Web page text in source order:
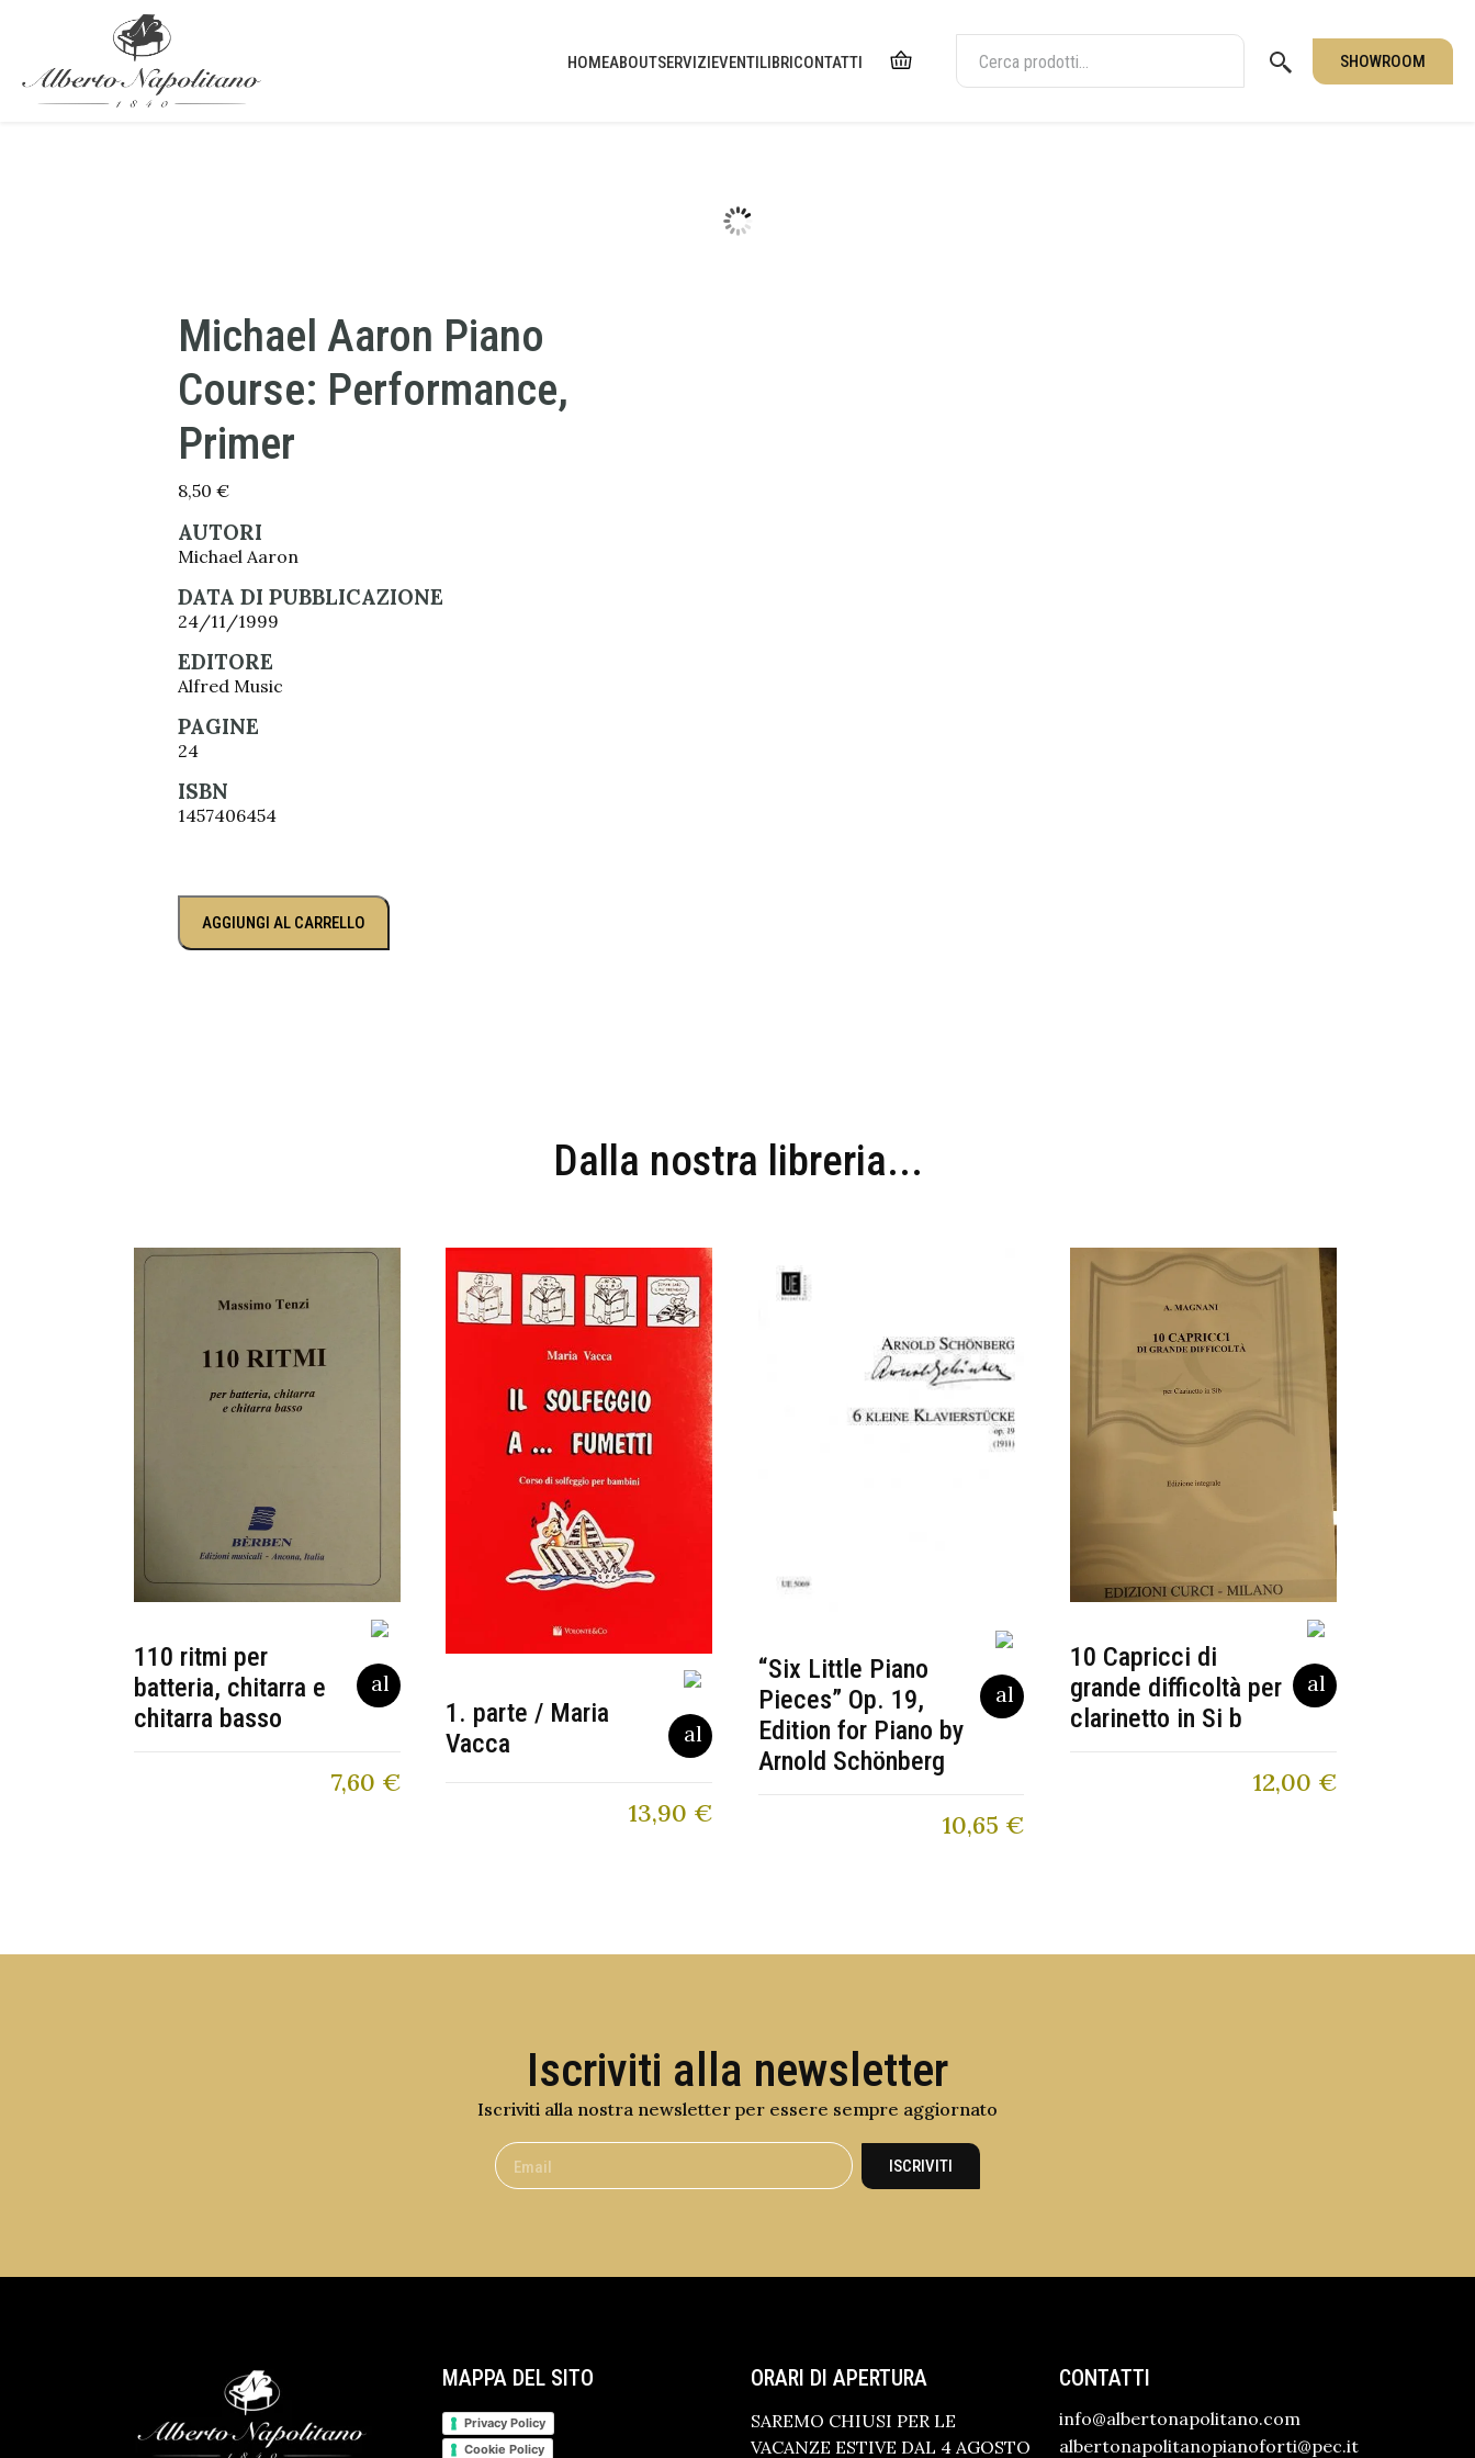
HOMEABOUTSERVIZIEVENTILIBRICONTATTI SHOWROOM
Michael Aaron Piano
Course: Performance,
Primer
8,50 €
AUTORI
Michael Aaron
DATA DI PUBBLICAZIONE
24/11/1999
EDITORE
Alfred Music
PAGINE
24
ISBN
1457406454
AGGIUNGI AL CARRELLO
Dalla nostra libreria...
110 ritmi per
batteria, chitarra e
chitarra basso
7,60 €
1. parte / Maria
Vacca
13,90 €
“Six Little Piano
Pieces” Op. 19,
Edition for Piano by
Arnold Schönberg
10,65 €
10 Capricci di
grande difficoltà per
clarinetto in Si b
12,00 €
Iscriviti alla newsletter
Iscriviti alla nostra newsletter per essere sempre aggiornato
ISCRIVITI
MAPPA DEL SITO
Privacy Policy
Cookie Policy
ORARI DI APERTURA
SAREMO CHIUSI PER LE
VACANZE ESTIVE DAL 4 AGOSTO
CONTATTI
info@albertonapolitano.com
albertonapolitanopianoforti@pec.it